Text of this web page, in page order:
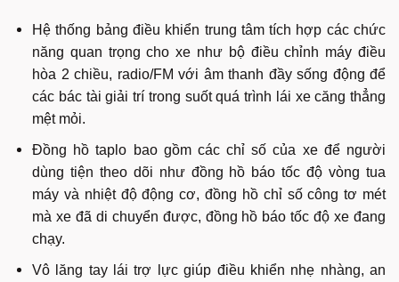
Hệ thống bảng điều khiển trung tâm tích hợp các chức
năng quan trọng cho xe như bộ điều chỉnh máy điều
hòa 2 chiều, radio/FM với âm thanh đầy sống động để
các bác tài giải trí trong suốt quá trình lái xe căng thẳng
mệt mỏi.
Đồng hồ taplo bao gồm các chỉ số của xe để người
dùng tiện theo dõi như đồng hồ báo tốc độ vòng tua
máy và nhiệt độ động cơ, đồng hồ chỉ số công tơ mét
mà xe đã di chuyển được, đồng hồ báo tốc độ xe đang
chạy.
Vô lăng tay lái trợ lực giúp điều khiển nhẹ nhàng, an